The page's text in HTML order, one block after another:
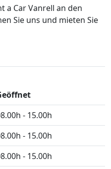
a Car Vanrell an den
Sie uns und mieten Sie
- 15.00h
- 15.00h
- 15.00h